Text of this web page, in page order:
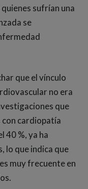
sufrían una
se
que el vínculo
no era
que
cardiopatía
40 %, ya ha
lo que indica que
muy frecuente en